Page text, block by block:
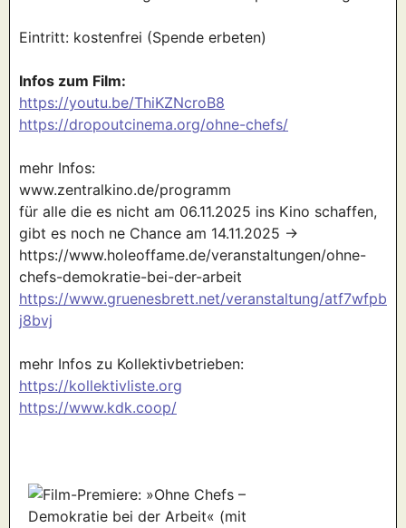
Eintritt: kostenfrei (Spende erbeten)
Infos zum Film:
https://youtu.be/ThiKZNcroB8
https://dropoutcinema.org/ohne-chefs/
mehr Infos:
www.zentralkino.de/programm
für alle die es nicht am 06.11.2025 ins Kino schaffen,
gibt es noch ne Chance am 14.11.2025 ->
https://www.holeoffame.de/veranstaltungen/ohne-
chefs-demokratie-bei-der-arbeit
https://www.gruenesbrett.net/veranstaltung/atf7wfpb
j8bvj
mehr Infos zu Kollektivbetrieben:
https://kollektivliste.org
https://www.kdk.coop/